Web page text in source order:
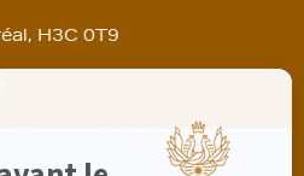
H3C 0T9
Montréal, H2J 1Y2